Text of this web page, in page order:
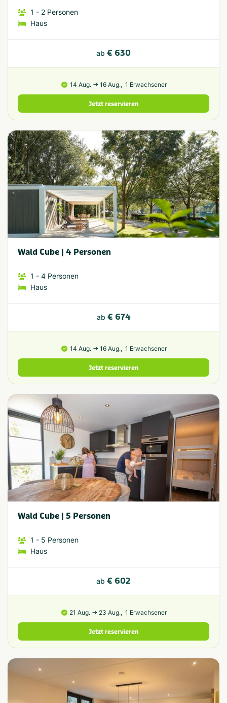
1 - 2 Personen
Haus
ab € 630
14 Aug. → 16 Aug., 1 Erwachsener
Jetzt reservieren
Wald Cube | 4 Personen
1 - 4 Personen
Haus
ab € 674
14 Aug. → 16 Aug., 1 Erwachsener
Jetzt reservieren
Wald Cube | 5 Personen
1 - 5 Personen
Haus
ab € 602
21 Aug. → 23 Aug., 1 Erwachsener
Jetzt reservieren